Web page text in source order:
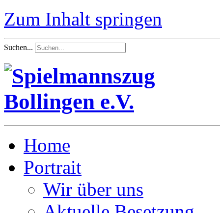
Zum Inhalt springen
Suchen...
Home
Portrait
Wir über uns